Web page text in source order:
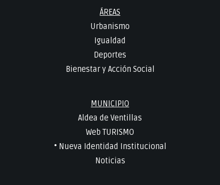
ÁREAS
Urbanismo
Igualdad
Deportes
Bienestar y Acción Social
MUNICIPIO
Aldea de Ventillas
Web TURISMO
• Nueva Identidad Institucional
Noticias